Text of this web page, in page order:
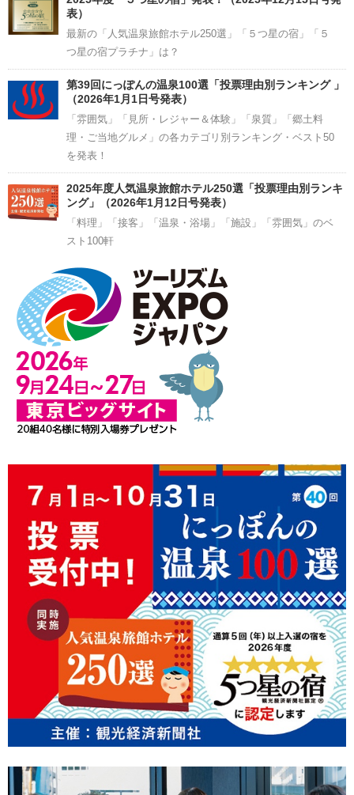
表）
最新の「人気温泉旅館ホテル250選」「５つ星の宿」「５
つ星の宿プラチナ」は？
第39回にっぽんの温泉100選「投票理由別ランキング 」
（2026年1月1日号発表）
「雰囲気」「見所・レジャー＆体験」「泉質」「郷土料
理・ご当地グルメ」の各カテゴリ別ランキング・ベスト50
を発表！
2025年度人気温泉旅館ホテル250選「投票理由別ランキ
ング」（2026年1月12日号発表）
「料理」「接客」「温泉・浴場」「施設」「雰囲気」のベ
スト100軒